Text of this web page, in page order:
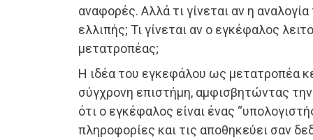
αναφορές. Αλλά τι γίνεται αν η
ελλιπής; Τι γίνεται αν ο εγκέφαλος
μετατροπέας;
Η ιδέα του εγκεφάλου ως μετατροπέα
σύγχρονη επιστήμη, αμφισβητώντας
ότι ο εγκέφαλος είναι ένας
πληροφορίες και τις αποθηκεύει σαν